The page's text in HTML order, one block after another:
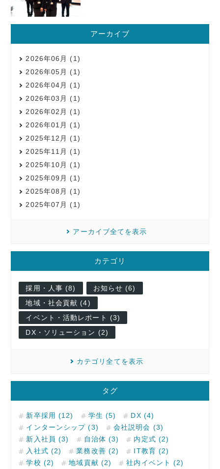
アーカイブ
2026年06月 (1)
2026年05月 (1)
2026年04月 (1)
2026年03月 (1)
2026年02月 (1)
2026年01月 (1)
2025年12月 (1)
2025年11月 (1)
2025年10月 (1)
2025年09月 (1)
2025年08月 (1)
2025年07月 (1)
アーカイブ全てを表示
カテゴリ
採用・人事 (8)
お知らせ (6)
地域・社会貢献 (4)
イベント・活動レポート (3)
DX・ソリューション (2)
カテゴリ全てを表示
タグ
新卒採用 (12) 学生 (5)
DX (4)
インターンシップ (3)
会社説明会 (3)
新入社員 (3)
自治体 (3)
内定式 (2)
入社式 (2)
業務改善 (2)
IT教育 (2)
学校 (2)
地域貢献 (2)
社内イベント (2)